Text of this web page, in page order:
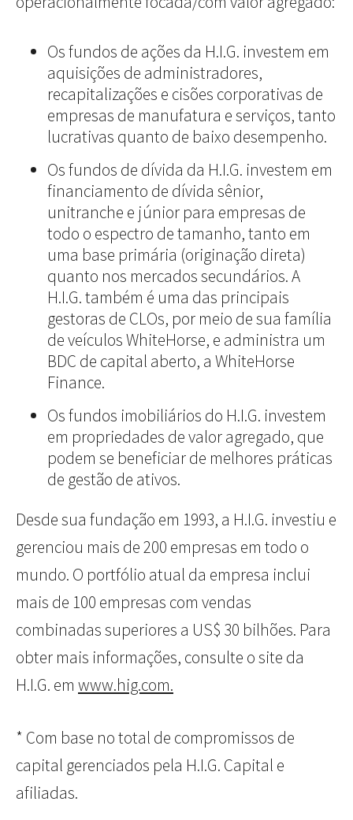
Os fundos de ações da H.I.G. investem em
aquisições de administradores,
recapitalizações e cisões corporativas de
empresas de manufatura e serviços, tanto
lucrativas quanto de baixo desempenho.
Os fundos de dívida da H.I.G. investem em
financiamento de dívida sênior,
unitranche e júnior para empresas de
todo o espectro de tamanho, tanto em
uma base primária (originação direta)
quanto nos mercados secundários. A
H.I.G. também é uma das principais
gestoras de CLOs, por meio de sua família
de veículos WhiteHorse, e administra um
BDC de capital aberto, a WhiteHorse
Finance.
Os fundos imobiliários do H.I.G. investem
em propriedades de valor agregado, que
podem se beneficiar de melhores práticas
de gestão de ativos.
Desde sua fundação em 1993, a H.I.G. investiu e
gerenciou mais de 200 empresas em todo o
mundo. O portfólio atual da empresa inclui
mais de 100 empresas com vendas
combinadas superiores a US$ 30 bilhões. Para
obter mais informações, consulte o site da
H.I.G. em www.hig.com.
* Com base no total de compromissos de
capital gerenciados pela H.I.G. Capital e
afiliadas.